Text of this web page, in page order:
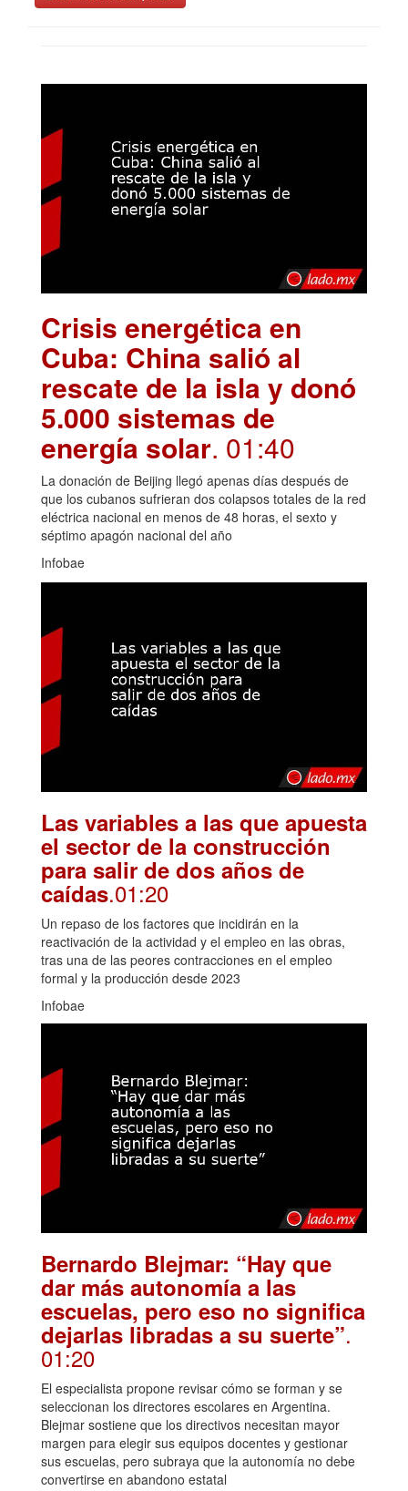
Crisis energética en
Cuba: China salió al
rescate de la isla y donó
5.000 sistemas de
energía solar. 01:40
La donación de Beijing llegó apenas días después de
que los cubanos sufrieran dos colapsos totales de la red
eléctrica nacional en menos de 48 horas, el sexto y
séptimo apagón nacional del año
Infobae
Las variables a las que apuesta
el sector de la construcción
para salir de dos años de
caídas.01:20
Un repaso de los factores que incidirán en la
reactivación de la actividad y el empleo en las obras,
tras una de las peores contracciones en el empleo
formal y la producción desde 2023
Infobae
Bernardo Blejmar: “Hay que
dar más autonomía a las
escuelas, pero eso no significa
dejarlas libradas a su suerte”.
01:20
El especialista propone revisar cómo se forman y se
seleccionan los directores escolares en Argentina.
Blejmar sostiene que los directivos necesitan mayor
margen para elegir sus equipos docentes y gestionar
sus escuelas, pero subraya que la autonomía no debe
convertirse en abandono estatal